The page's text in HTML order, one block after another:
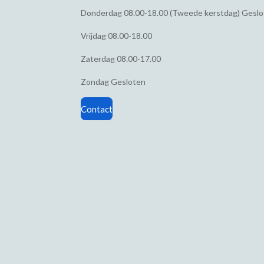
Donderdag08.00-18.00 (Tweede kerstdag)
Vrijdag08.00-18.00
Zaterdag08.00-17.00
ZondagGesloten
Contact